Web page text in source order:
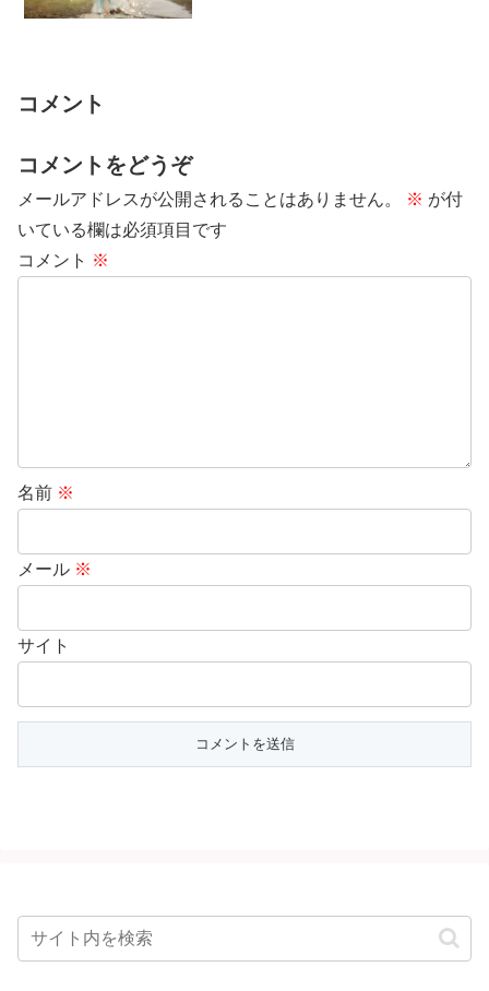
コメント
コメントをどうぞ
メールアドレスが公開されることはありません。 ※ が付
いている欄は必須項目です
コメント ※
名前 ※
メール ※
サイト